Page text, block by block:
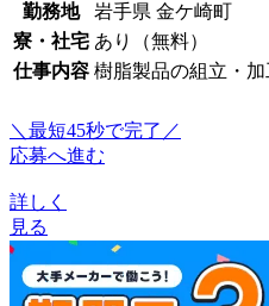
勤務地
岩手県 金ケ崎町
寮・社宅 あり（無料）
仕事内容 樹脂製品の組立・
＼最短45秒で完了／
応募へ進む
詳しく
見る